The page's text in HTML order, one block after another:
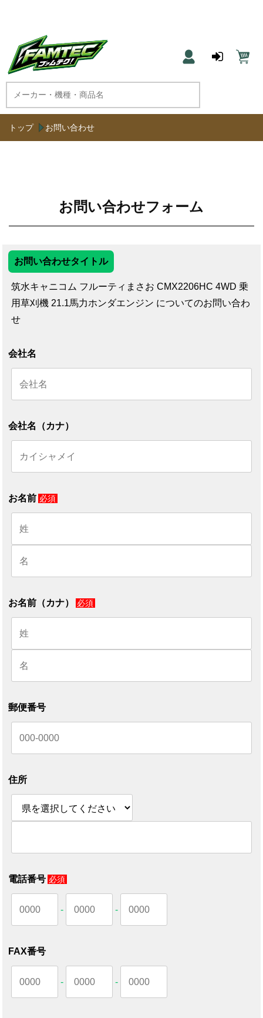
トップ お問い合わせ
お問い合わせフォーム
お問い合わせタイトル
筑水キャニコム フルーティまさお CMX2206HC 4WD 乗
用草刈機 21.1馬力ホンダエンジン についてのお問い合わ
せ
会社名
会社名（カナ）
お名前 必須
お名前（カナ） 必須
郵便番号
住所
電話番号 必須
- -
FAX番号
- -